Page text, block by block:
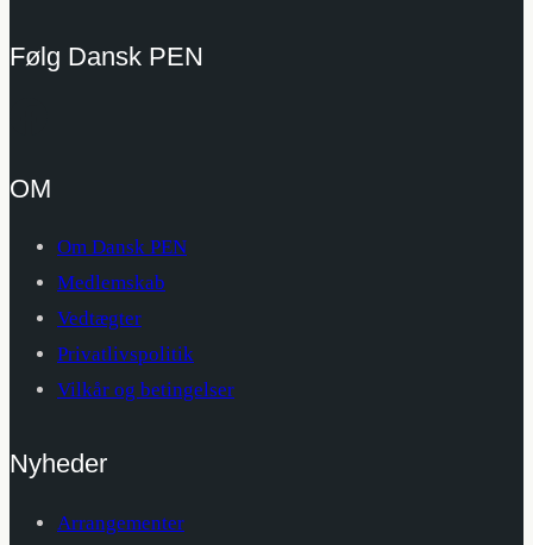
Følg Dansk PEN
OM
Om Dansk PEN
Medlemskab
Vedtægter
Privatlivspolitik
Vilkår og betingelser
Nyheder
Arrangementer